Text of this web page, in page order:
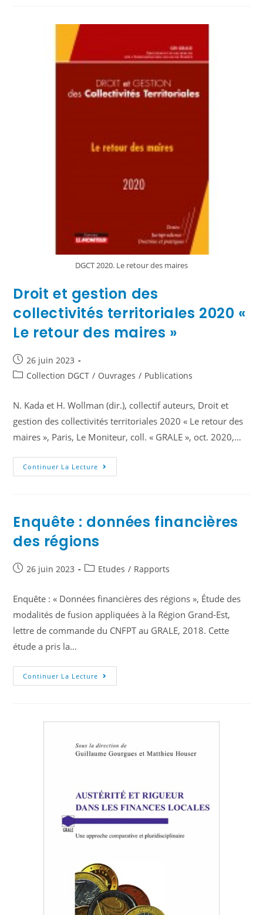
DGCT 2020. Le retour des maires
Droit et gestion des
collectivités territoriales 2020 «
Le retour des maires »
26 juin 2023
Collection DGCT / Ouvrages / Publications
N. Kada et H. Wollman (dir.), collectif auteurs, Droit et
gestion des collectivités territoriales 2020 « Le retour des
maires », Paris, Le Moniteur, coll. « GRALE », oct. 2020,…
Continuer La Lecture
Enquête : données financières
des régions
26 juin 2023 Etudes / Rapports
Enquête : « Données financières des régions », Étude des
modalités de fusion appliquées à la Région Grand-Est,
lettre de commande du CNFPT au GRALE, 2018. Cette
étude a pris la…
Continuer La Lecture